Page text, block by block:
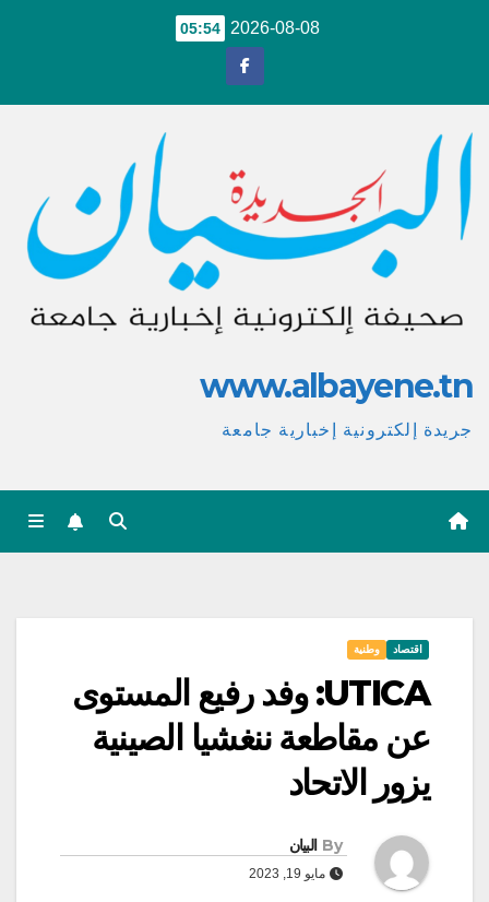
2026-08-08
05:54
www.albayene.tn
جريدة إلكترونية إخبارية جامعة
اقتصاد وطنية
UTICA: وفد رفيع المستوى
عن مقاطعة ننغشيا الصينية
يزور الاتحاد
By البيان
مايو 19, 2023